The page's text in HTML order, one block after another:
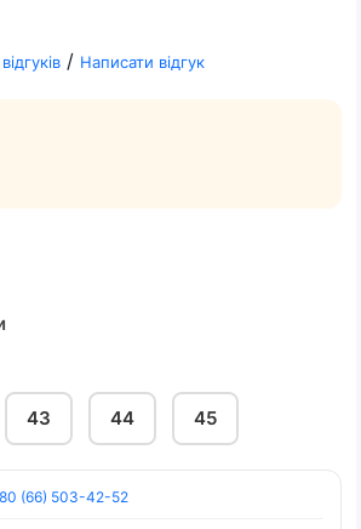
/ Написати відгук
43 44 45
(66) 503-42-52